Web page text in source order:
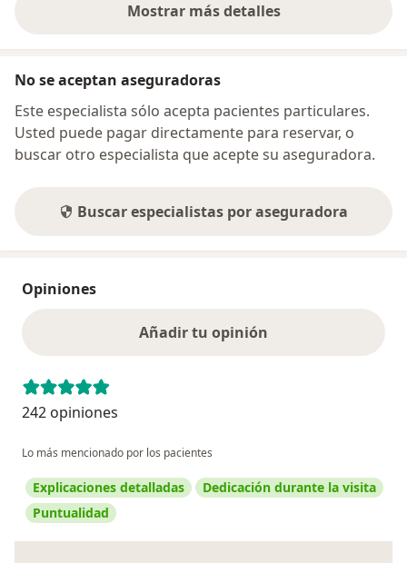
Mostrar más detalles
sobre la dirección
No se aceptan aseguradoras
Este especialista sólo acepta pacientes particulares.
Usted puede pagar directamente para reservar, o
buscar otro especialista que acepte su aseguradora.
Buscar especialistas por aseguradora
Opiniones
Añadir tu opinión
242 opiniones
Lo más mencionado por los pacientes
Explicaciones detalladas
Dedicación durante la visita
Puntualidad